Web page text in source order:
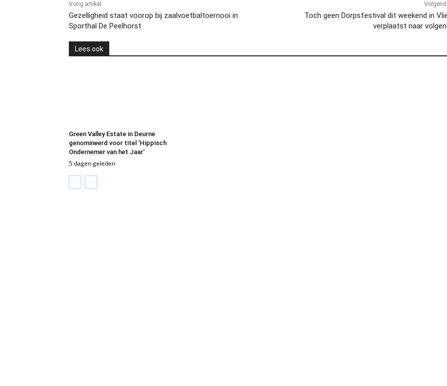
Vorig artikel
Gezelligheid staat voorop bij zaalvoetbaltoernooi in
Sporthal De Peelhorst
Toch geen Dorpsfestival dit weekend in
verplaatst naar
Lees ook
Green Valley Estate in Deurne
genomineerd voor titel ‘Hippisch
Ondernemer van het Jaar’
5 dagen geleden